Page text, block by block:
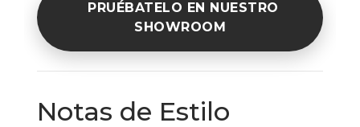
PRUÉBATELO EN NUESTRO
SHOWROOM
Notas de Estilo